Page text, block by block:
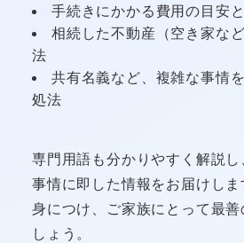
手続きにかかる費用の目安
相続した不動産（空き家な
法
共有名義など、複雑な事情
処法
専門用語も分かりやすく解説
事情に即した情報をお届けし
身につけ、ご家族にとって最善
しょう。